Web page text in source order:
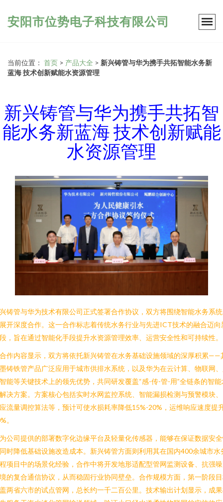
安阳市位势电子科技有限公司
当前位置： 首页 > 产品大全 > 新兴铸管与华为携手共拓智能水务新
蓝海 技术创新赋能水资源管理
新兴铸管与华为携手共拓智
能水务新蓝海 技术创新赋能
水资源管理
铸管与华为技术有限公司正式签署合作协议，双方将围绕智能水务系
开深度合作。这一合作标志着传统水务行业与先进ICT技术的融合迈向
，旨在通过智能化手段提升水资源管理效率、运营安全性和可持续性。
作内容显示，双方将依托新兴铸管在水务基础设施领域的深厚积累——
铸铁管产品广泛应用于城市供排水系统，以及华为在云计算、物联网
能等关键技术上的领先优势，共同研发覆盖“感-传-管-用”全链条的智能
决方案。方案核心包括实时水网监控系统、智能漏损检测与预警模块
流量调控算法等，预计可使水损耗率降低15%-20%，运维响应速度提
。
公司提供的部署数字化边缘平台及轻量化传感器，能够在保证数据安
时降低基础设施改造成本。新兴铸管方面则利用其在国内400余城市水
项目中的场景化经验，合作中将开发地形适配型管网监测设备、抗强
的复合通信协议，从而稳固行业协同壁垒。合作规模方面，第一阶段
两省六市的试点管网，总长约一千二百公里。技术输出计划显示，成